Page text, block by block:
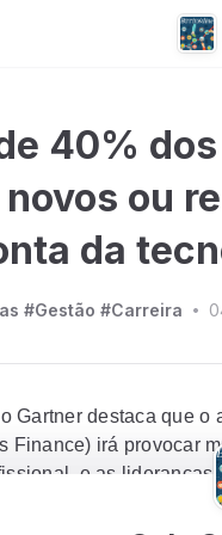
40%
ou
da
#Gestão #Carreira •
Gartner destaca que
Finance) irá provocar
e as